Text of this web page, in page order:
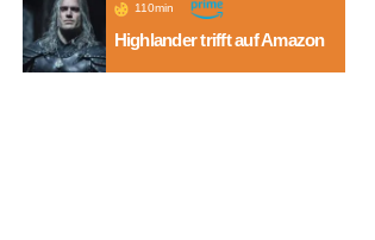
110min
Highlander trifft auf Amazon